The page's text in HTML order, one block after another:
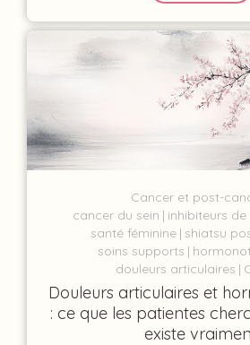
Cancer et post-
cancer du sein
inhibiteurs
santé féminine shiatsu
soins supports
douleurs articulaires
Douleurs articulaires et
: ce que les patientes
existe